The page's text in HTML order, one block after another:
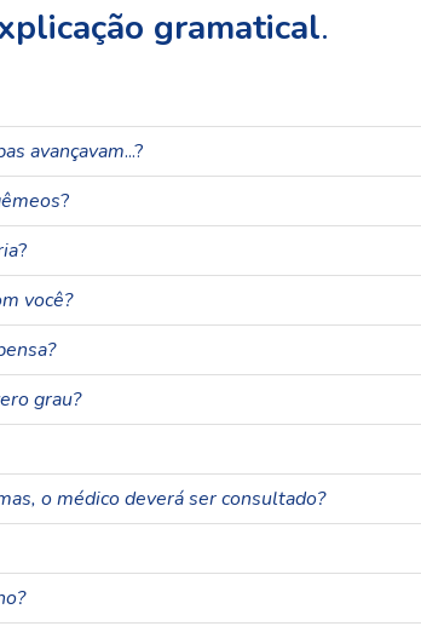
gramatical.
avançavam...?
?
?
você?
grau?
o médico deverá ser consultado?